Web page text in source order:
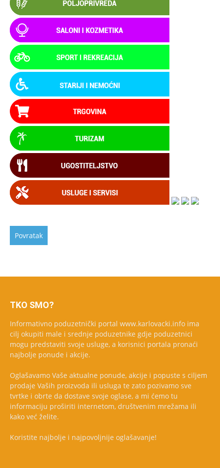
TKO SMO?
Informativno poduzetnički portal www.karlovacki.info ima
cilj okupiti male i srednje poduzetnike gdje poduzetnici
mogu predstaviti svoje usluge, a korisnici portala pronaći
najbolje ponude i akcije.
Oglašavamo Vaše aktualne ponude, akcije i popuste s ciljem
prodaje Vaših proizvoda ili usluga te zato pozivamo sve
tvrtke i obrte da dostave svoje oglase, a mi ćemo tu
informaciju proširiti internetom, društvenim mrežama ili
kako već želite.
Koristite najbolje i najpovoljnije oglašavanje!